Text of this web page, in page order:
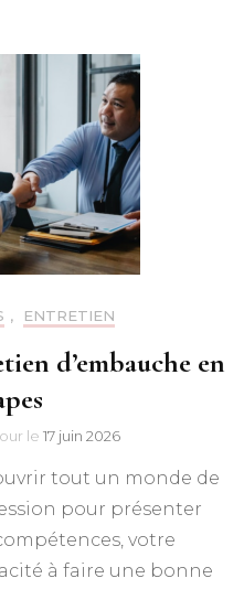
, ENTRETIEN
d’embauche en
le 17 juin 2026
tout un monde de
pour présenter
votre
à faire une bonne